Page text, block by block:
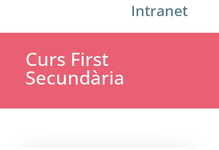
Intranet
Curs First
Secundària